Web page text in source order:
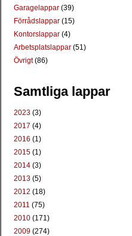
Garagelappar (39)
Förrådslappar (15)
Kontorslappar (4)
Arbetsplatslappar (51)
Övrigt(86)
Samtliga lappar
2023 (3)
2017 (4)
2016 (1)
2015 (1)
2014 (3)
2013 (5)
2012 (18)
2011 (75)
2010 (171)
2009 (274)